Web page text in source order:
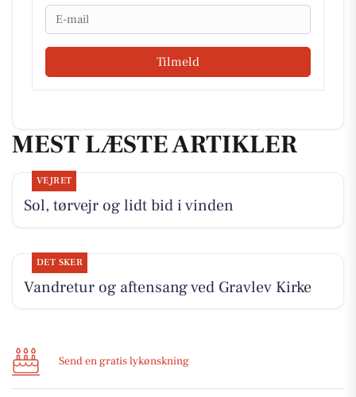
Email
Tilmeld
MEST LÆSTE ARTIKLER
VEJRET
Sol, tørvejr og lidt bid i vinden
DET SKER
Vandretur og aftensang ved Gravlev Kirke
Send en gratis lykønskning